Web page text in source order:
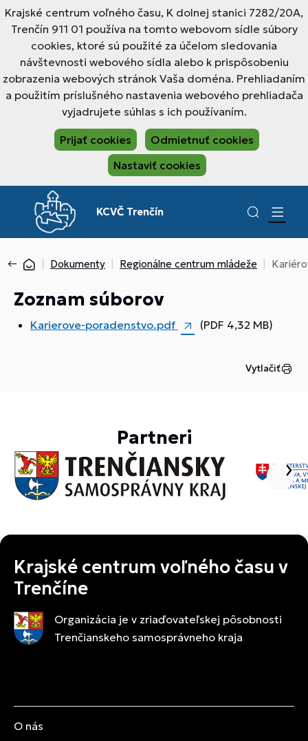
Krajské centrum voľného času, K dolnej stanici 7282/20A,
Trenčín 911 01 používa na tomto webovom sídle súbory
cookies, ktoré sú použité za účelom sledovania
návštevnosti webového sídla alebo k prispôsobeniu
zobrazenia webových stránok Vaša doména. Prehliadaním
a použitím príslušného nastavenia webového prehliadača
vyjadrujete súhlas s ich používaním.
Prijať cookies
Odmietnuť cookies
Nastaviť cookies
KCVČ Trenčín
Dokumenty Regionálne centrum mládeže
Zoznam súborov
Karierove-poradenstvo.pdf (PDF 4,32 MB)
Vytlačiť
Partneri
Krajské centrum voľného času v
Trenčíne
Organizácia je v zriaďovateľskej pôsobnosti
Trenčianskeho samosprávneho kraja
O nás